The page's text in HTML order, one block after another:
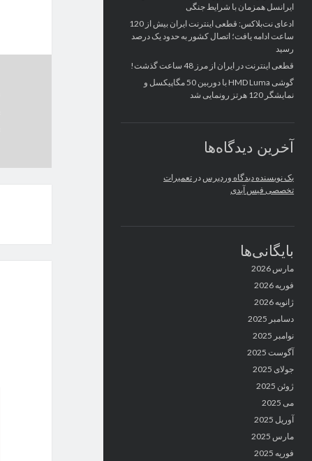
ایرانسل همزمان با شرایط جنگی
ادعای نت‌بلاکس: قطعی اینترنت ایران بیش از 120
ساعت ادامه یافت؛ اتصال کشور به حدود یک درصد
رسید
قطعی اینترنت در ایران از مرز 48 ساعت گذشت!
گوشی HMD Luma با دوربین 50 مگاپیکسل و
نمایشگر 120 هرتز رونمایی شد
آخرین دیدگاه‌ها
یک نویسنده دیدگاه وردپرس در تعمیرات
تخصصی فیس آیدی
بایگانی‌ها
مارس 2026
فوریه 2026
ژانویه 2026
دسامبر 2025
نوامبر 2025
آگوست 2025
جولای 2025
ژوئن 2025
می 2025
آوریل 2025
مارس 2025
فوریه 2025